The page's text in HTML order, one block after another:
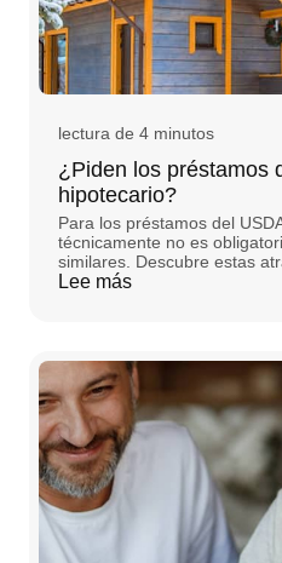
lectura de 4 minutos
¿Piden los préstamos
hipotecario?
Para los préstamos del
técnicamente no es
similares. Descubre estas
Lee más